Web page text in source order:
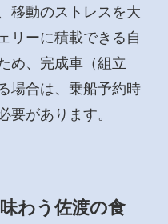
移動のストレスを大
リーに積載できる自
め、完成車（組立
場合は、乗船予約時
要があります。
わう佐渡の食